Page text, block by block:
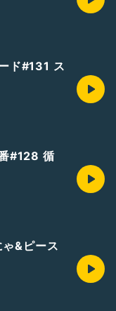
ド#131 ス
#128 循
&ピース